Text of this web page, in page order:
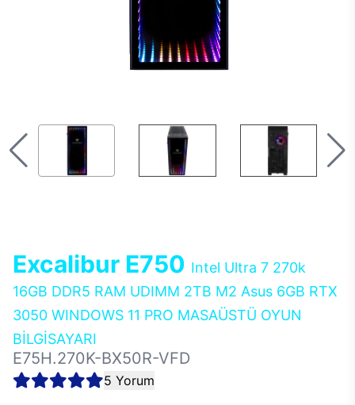
Excalibur E750 Intel Ultra 7 270k
16GB DDR5 RAM UDIMM 2TB M2 Asus 6GB RTX
3050 WINDOWS 11 PRO MASAÜSTÜ OYUN
BİLGİSAYARI
E75H.270K-BX50R-VFD
5 Yorum